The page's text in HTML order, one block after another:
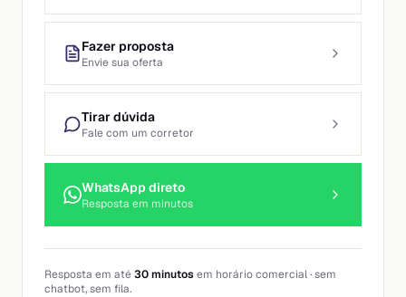
Fazer proposta
Envie sua oferta
Tirar dúvida
Fale com um corretor
WhatsApp direto
Resposta em minutos
Resposta em até30 minutos em horário comercial · sem
chatbot, sem fila.